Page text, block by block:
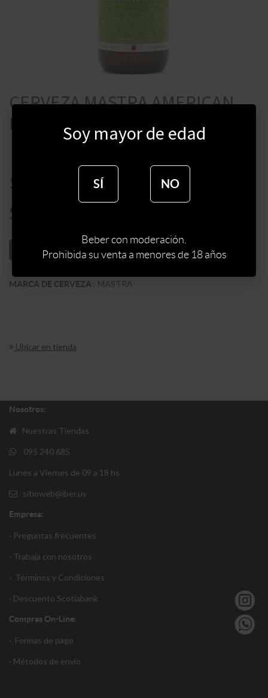
CERVEZA MASTRA AMERICAN
IPA 500 ML
$
$
AÑADIR AL CARRITO
MARCA DE CERVEZA : MASTRA
Ubicar en tienda
Nosotros:
Nuestras Tiendas
095 240 685
Lunes a Viernes de 09 a 18 hs
sitioweb@iber.uy
Empresa:
· Preguntas frecuentes
· Trabaja con nosotros
· Términos y Condiciones
· Descuento Scotiabank
Compras On-Line:
· Formas de pago
· Métodos de envío
Soy mayor de edad
SÍ NO
Beber con moderación.
Prohibida su venta a menores de 18 años